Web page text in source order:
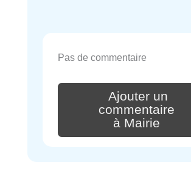
Pas de commentaire
Ajouter un
commentaire
à Mairie